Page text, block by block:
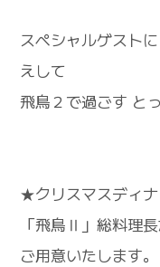
スペシャルゲスト
えして
飛鳥２で過ごす と
★クリスマスディ
「飛鳥Ⅱ」総料理
ご用意いたします。